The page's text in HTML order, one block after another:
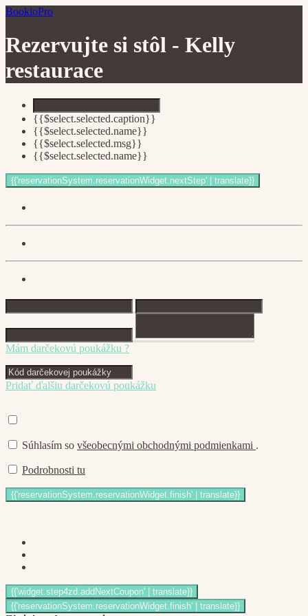
BookioPro
Rezervujte si stôl - Kelly
restaurace
{{$select.selected.caption}}
{{$select.selected.name}}
{{$select.selected.msg}}
{{$select.selected.name}}
Mám darčekovú poukážku ?
Pridať ďalšiu darčekovú poukážku
Súhlasím so všeobecnými obchodnými podmienkami .
Podrobnosti tu